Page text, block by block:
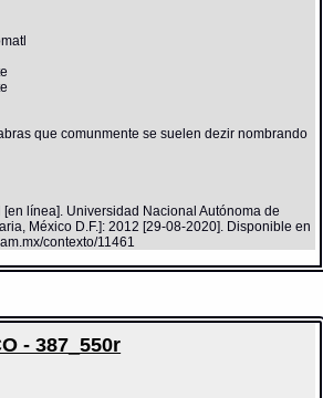
que comunmente se suelen dezir nombrando
línea]. Universidad Nacional Autónoma de
México D.F.]: 2012 [29-08-2020]. Disponible en
contexto/11461
- 387_550r